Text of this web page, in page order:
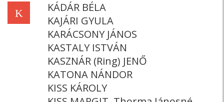
K
KÁDÁR BÉLA
KAJÁRI GYULA
KARÁCSONY JÁNOS
KASTALY ISTVÁN
KASZNÁR (Ring) JENŐ
KATONA NÁNDOR
KISS KÁROLY